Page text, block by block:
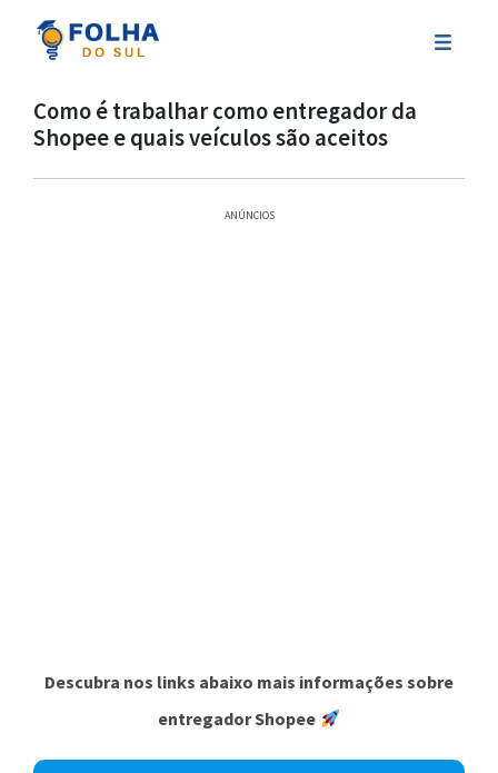
Como é trabalhar como entregador da
Shopee e quais veículos são aceitos
ANÚNCIOS
Descubra nos links abaixo mais informações sobre
entregador Shopee